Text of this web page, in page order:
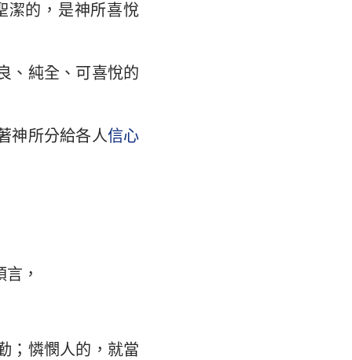
福音
多後書
西書
書
二書
潔的，是神所喜悅
、純全、可喜悅的
神所分給各人信心
，
；憐憫人的，就當